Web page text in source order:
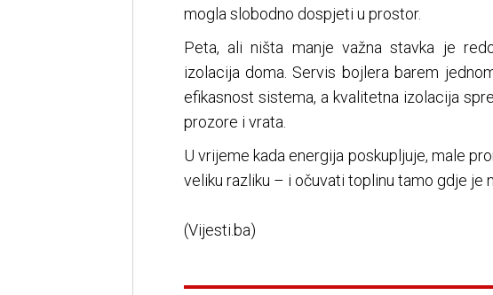
mogla slobodno dospjeti u prostor.
Peta, ali ništa manje važna stavka je
izolacija doma. Servis bojlera barem
efikasnost sistema, a kvalitetna izolacija
prozore i vrata.
U vrijeme kada energija poskupljuje, male
veliku razliku – i očuvati toplinu tamo gdje je
(Vijesti.ba)